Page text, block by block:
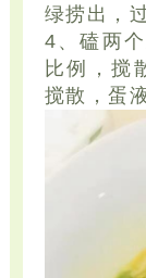
绿捞出，
4、磕两
比例，搅
搅散，蛋